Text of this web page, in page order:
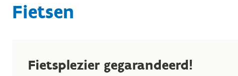
Fietsen
Fietsplezier gegarandeerd!